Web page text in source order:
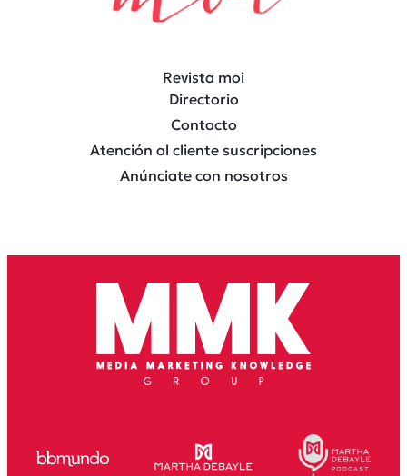
Revista moi
Directorio
Contacto
Atención al cliente suscripciones
Anúnciate con nosotros